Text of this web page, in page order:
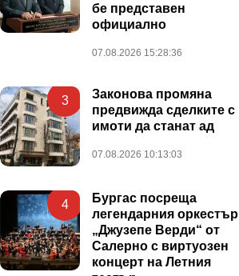
бе представен
официално
07.08.2026 15:28:36
3
Законова промяна
предвижда сделките с
имоти да станат ад
07.08.2026 10:13:03
4
Бургас посреща
легендарния оркестър
„Джузепе Верди“ от
Салерно с виртуозен
концерт на Летния